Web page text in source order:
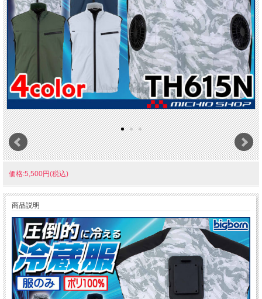
価格:5,500円(税込)
商品説明